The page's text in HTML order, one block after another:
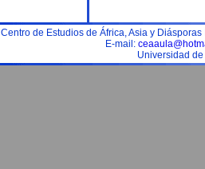
Centro de Estudios de África, Asia y
E-mail:
Universidad